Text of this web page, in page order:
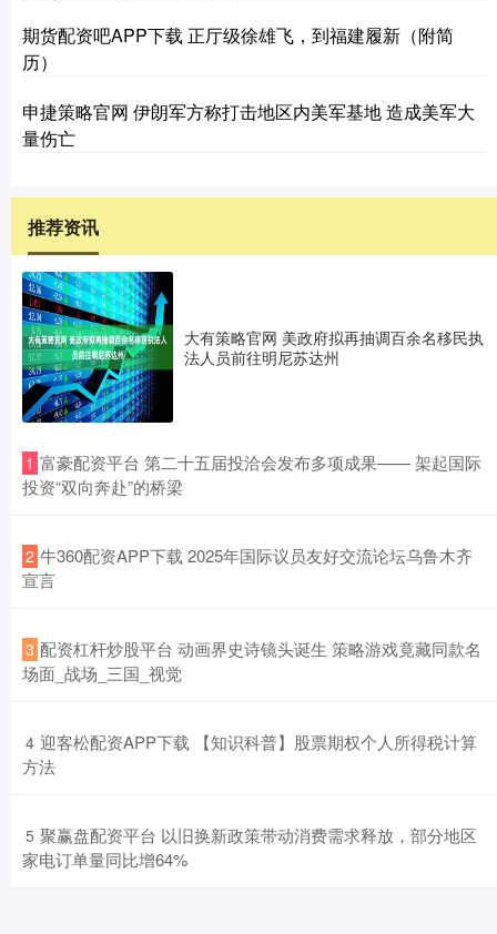
期货配资吧APP下载 正厅级徐雄飞，到福建履新（附简
历）
申捷策略官网 伊朗军方称打击地区内美军基地 造成美军大
量伤亡
推荐资讯
大有策略官网 美政府拟再抽调百余名移民执
法人员前往明尼苏达州
1 ​富豪配资平台 第二十五届投洽会发布多项成果—— 架起国际
投资“双向奔赴”的桥梁
2 ​牛360配资APP下载 2025年国际议员友好交流论坛乌鲁木齐
宣言
3 ​配资杠杆炒股平台 动画界史诗镜头诞生 策略游戏竟藏同款名
场面_战场_三国_视觉
4 ​迎客松配资APP下载 【知识科普】股票期权个人所得税计算
方法
5 ​聚赢盘配资平台 以旧换新政策带动消费需求释放，部分地区
家电订单量同比增64%